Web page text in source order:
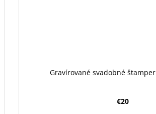
Gravírované svadobné
€20